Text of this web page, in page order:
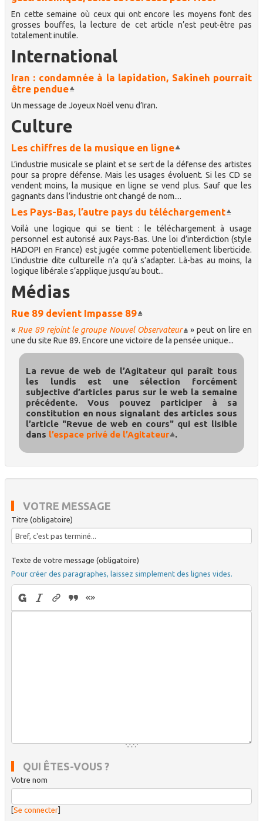
En cette semaine où ceux qui ont encore les moyens font des
grosses bouffes, la lecture de cet article n’est peut-être pas
totalement inutile.
International
Iran : condamnée à la lapidation, Sakineh pourrait
être pendue
Un message de Joyeux Noël venu d’Iran.
Culture
Les chiffres de la musique en ligne
L’industrie musicale se plaint et se sert de la défense des artistes
pour sa propre défense. Mais les usages évoluent. Si les CD se
vendent moins, la musique en ligne se vend plus. Sauf que les
gagnants dans l’industrie ont changé de nom....
Les Pays-Bas, l’autre pays du téléchargement
Voilà une logique qui se tient : le téléchargement à usage
personnel est autorisé aux Pays-Bas. Une loi d’interdiction (style
HADOPI en France) est jugée comme potentiellement liberticide.
L’industrie dite culturelle n’a qu’à s’adapter. Là-bas au moins, la
logique libérale s’applique jusqu’au bout...
Médias
Rue 89 devient Impasse 89
« Rue 89 rejoint le groupe Nouvel Observateur
» peut on lire en
une du site Rue 89. Encore une victoire de la pensée unique...
La revue de web de l’Agitateur qui paraît tous
les lundis est une sélection forcément
subjective d’articles parus sur le web la semaine
précédente. Vous pouvez participer à sa
constitution en nous signalant des articles sous
l’article "Revue de web en cours" qui est lisible
dans l’espace privé de l’Agitateur .
VOTRE MESSAGE
Titre (obligatoire)
Texte de votre message (obligatoire)
Pour créer des paragraphes, laissez simplement des lignes vides.
QUI ÊTES-VOUS ?
Votre nom
Se connecter]